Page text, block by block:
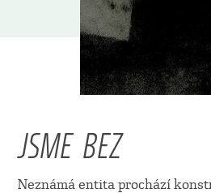
JSME BEZ
Neznámá entita prochází